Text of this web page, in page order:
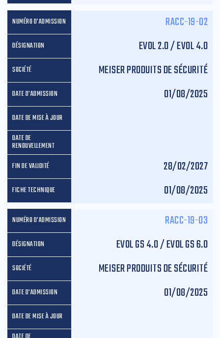
RACC-19-02
EVOL 2.0 / EVOL 4.0
MEISER PRODUITS DE SÉCURITÉ
01/08/2025
28/02/2027
01/08/2025
RACC-19-03
EVOL GS 4.0 / EVOL GS 6.0
MEISER PRODUITS DE SÉCURITÉ
01/08/2025